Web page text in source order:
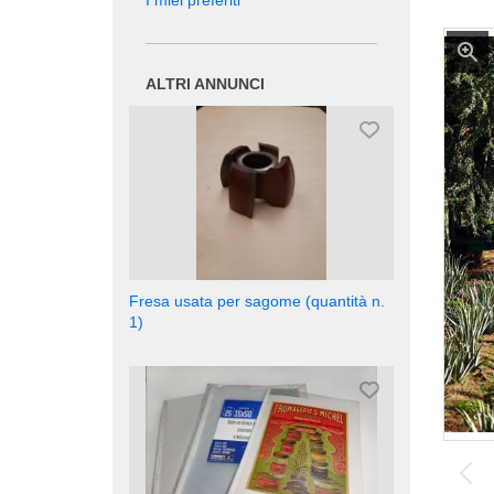
ALTRI ANNUNCI
Fresa usata per sagome (quantità n.
1)